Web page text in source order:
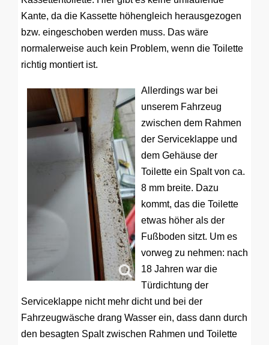
Kante, da die Kassette höhengleich herausgezogen
bzw. eingeschoben werden muss. Das wäre
normalerweise auch kein Problem, wenn die Toilette
richtig montiert ist.
Allerdings war bei
unserem Fahrzeug
zwischen dem Rahmen
der Serviceklappe und
dem Gehäuse der
Toilette ein Spalt von ca.
8 mm breite. Dazu
kommt, das die Toilette
etwas höher als der
Fußboden sitzt. Um es
vorweg zu nehmen: nach
18 Jahren war die
Türdichtung der
Serviceklappe nicht mehr dicht und bei der
Fahrzeugwäsche drang Wasser ein, dass dann durch
den besagten Spalt zwischen Rahmen und Toilette